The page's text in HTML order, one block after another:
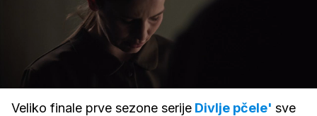
zvuk
Veliko finale prve sezone serije Divlje pčele' sve